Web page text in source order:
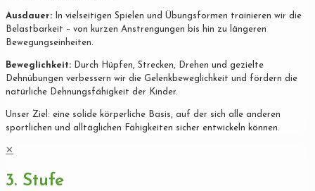
Ausdauer: In vielseitigen Spielen und Übungsformen trainieren wir die
Belastbarkeit – von kurzen Anstrengungen bis hin zu längeren
Bewegungseinheiten.
Beweglichkeit: Durch Hüpfen, Strecken, Drehen und gezielte
Dehnübungen verbessern wir die Gelenkbeweglichkeit und fördern die
natürliche Dehnungsfähigkeit der Kinder.
Unser Ziel: eine solide körperliche Basis, auf der sich alle anderen
sportlichen und alltäglichen Fähigkeiten sicher entwickeln können.
✕
3. Stufe